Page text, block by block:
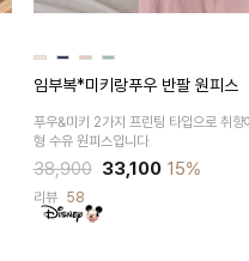
임부복*미키랑푸우 반팔 원피스
푸우&미키 2가지 프린팅 타입으로취향
형 수유 원피스입니다
38,900 33,100 15%
리뷰 58